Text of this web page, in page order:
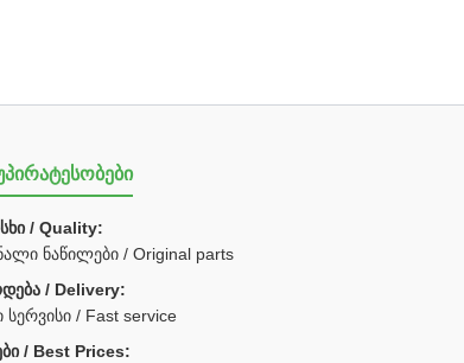
/ Quality:
ნაწილები / Original parts
/ Delivery:
სერვისი / Fast service
/ Best Prices: